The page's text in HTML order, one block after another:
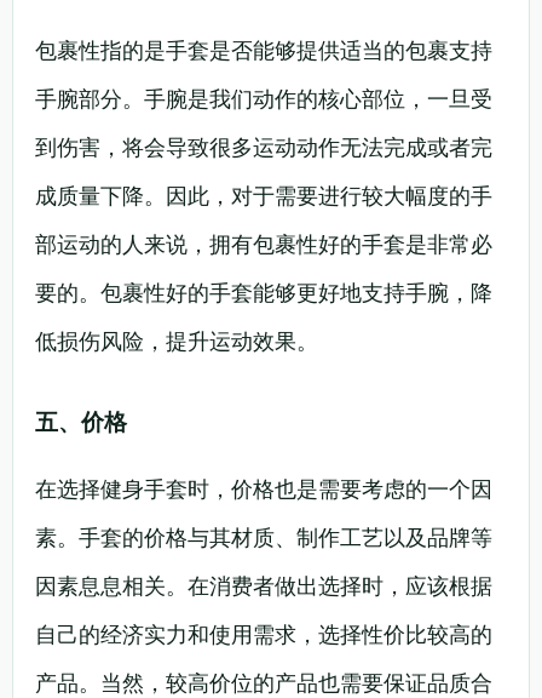
包裹性指的是手套是否能够提供适当的包裹支持
手腕部分。手腕是我们动作的核心部位，一旦受
到伤害，将会导致很多运动动作无法完成或者完
成质量下降。因此，对于需要进行较大幅度的手
部运动的人来说，拥有包裹性好的手套是非常必
要的。包裹性好的手套能够更好地支持手腕，降
低损伤风险，提升运动效果。
五、价格
在选择健身手套时，价格也是需要考虑的一个因
素。手套的价格与其材质、制作工艺以及品牌等
因素息息相关。在消费者做出选择时，应该根据
自己的经济实力和使用需求，选择性价比较高的
产品。当然，较高价位的产品也需要保证品质合